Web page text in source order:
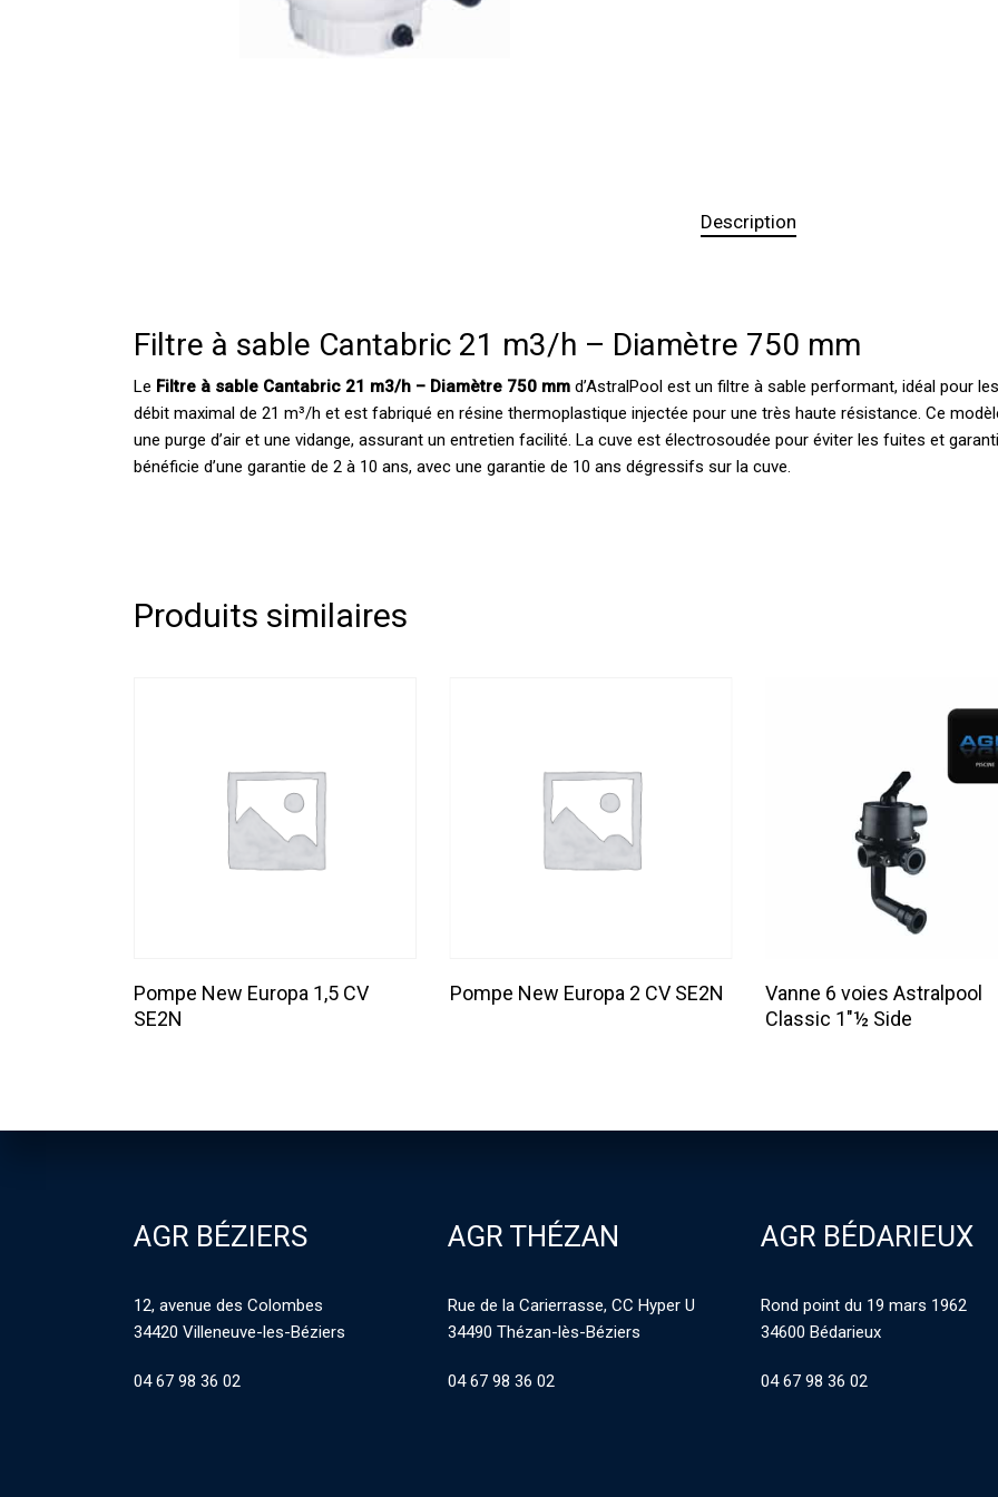
Description
Filtre à sable Cantabric 21 m3/h – Diamètre 750 mm
Le Filtre à sable Cantabric 21 m3/h – Diamètre 750 mm d’AstralPool est un filtre à sable performant, idéal pour
débit maximal de 21 m³/h et est fabriqué en résine thermoplastique injectée pour une très haute résistance. Ce
une purge d’air et une vidange, assurant un entretien facilité. La cuve est électrosoudée pour éviter les fuites et
bénéficie d’une garantie de 2 à 10 ans, avec une garantie de 10 ans dégressifs sur la cuve.
Produits similaires
Lire La Suite
Pompe New Europa 1,5 CV
SE2N
Lire La Suite
Pompe New Europa 2 CV SE2N Lire La Suite
Vanne 6 voies Astralpool
Classic 1″½ Side
AGR BÉZIERS
12, avenue des Colombes
34420 Villeneuve-les-Béziers
04 67 98 36 02
AGR THÉZAN
Rue de la Carierrasse, CC Hyper U
34490 Thézan-lès-Béziers
04 67 98 36 02
AGR BÉDARIEUX
Rond point du 19 mars 1962
34600 Bédarieux
04 67 98 36 02